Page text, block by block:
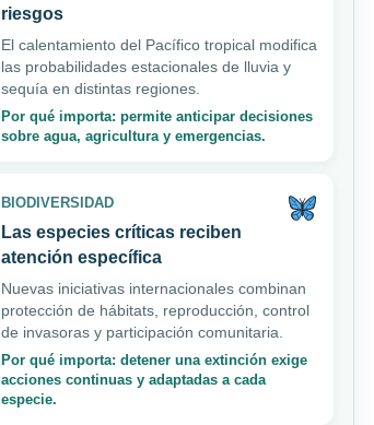
riesgos
El calentamiento del Pacífico tropical modifica
las probabilidades estacionales de lluvia y
sequía en distintas regiones.
Por qué importa: permite anticipar decisiones
sobre agua, agricultura y emergencias.
BIODIVERSIDAD
Las especies críticas reciben
atención específica
Nuevas iniciativas internacionales combinan
protección de hábitats, reproducción, control
de invasoras y participación comunitaria.
Por qué importa: detener una extinción exige
acciones continuas y adaptadas a cada
especie.